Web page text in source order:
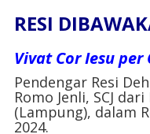
RESI
Vivat Cor Iesu
Pendengar Resi
Romo Jenli, SCJ
(Lampung), dalam
2024.